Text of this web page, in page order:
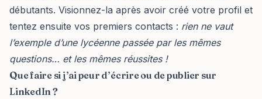
débutants. Visionnez-la après avoir créé votre profil et
tentez ensuite vos premiers contacts : rien ne vaut
l’exemple d’une lycéenne passée par les mêmes
questions… et les mêmes réussites !
Que faire si j’ai peur d’écrire ou de publier sur
LinkedIn ?